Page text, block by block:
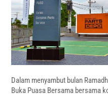
Dalam menyambut bulan
Buka Puasa Bersama bersama